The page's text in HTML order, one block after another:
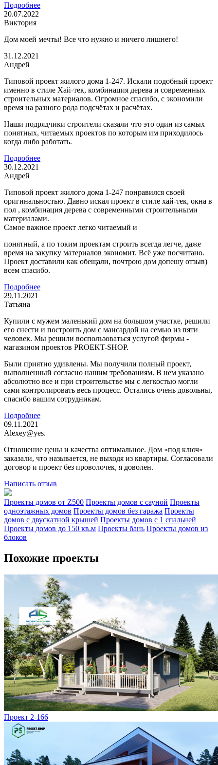
Подробнее
20.07.2022
Виктория
Дом моей мечты! Все что нужно и ничего лишнего!
31.12.2021
Андрей
Типовой проект жилого дома 1-247. Искали подобный проект
именно в стиле Хай-тек, комбинация дерева и современных
строительных материалов. Огромное спасибо, с экономили
время на разного рода подсчётах и расчётах.
Наши подрядчики строители сказали что это один из самых
понятных, читаемых проектов по которым им приходилось
когда либо работать.
Подробнее
30.12.2021
Андрей
Типовой проект жилого дома 1-247 понравился своей
оригинальностью. Давно искал проект в стиле хай-тек, окна в
пол , комбинация дерева с современными строительными
материалами.
Самое важное проект легко читаемый и
понятный, а по токим проектам строить всегда легче, даже
время на закупку материалов экономит. Всё уже посчитано.
Проект доставили как обещали, почтрою дом допешу отзыв)
всем спасибо.
Подробнее
29.11.2021
Татьяна
Купили с мужем маленький дом на большом участке, решили
его снести и построить дом с мансардой на семью из пяти
человек. Мы решили воспользоваться услугой фирмы -
магазином проектов PROEKT-SHOP.
Были приятно удивлены. Мы получили полный проект,
выполненный согласно нашим требованиям. В нем указано
абсолютно все и при строительстве мы с легкостью могли
сами контролировать весь процесс. Остались очень довольны,
спасибо вашим сотрудникам.
Подробнее
09.11.2021
Alexey@yes.
Отношение цены и качества оптимальное. Дом «под ключ»
заказали, что называется, не выходя из квартиры. Согласовали
договор и проект без проволочек, я доволен.
Написать отзыв
Проекты домов от Z500 Проекты домов с сауной Проекты
одноэтажных домов Проекты домов без гаража Проекты
домов с двускатной крышей Проекты домов с 1 спальней
Проекты домов до 150 кв.м Проекты бань Проекты домов из
блоков
Похожие проекты
Проект 2-166